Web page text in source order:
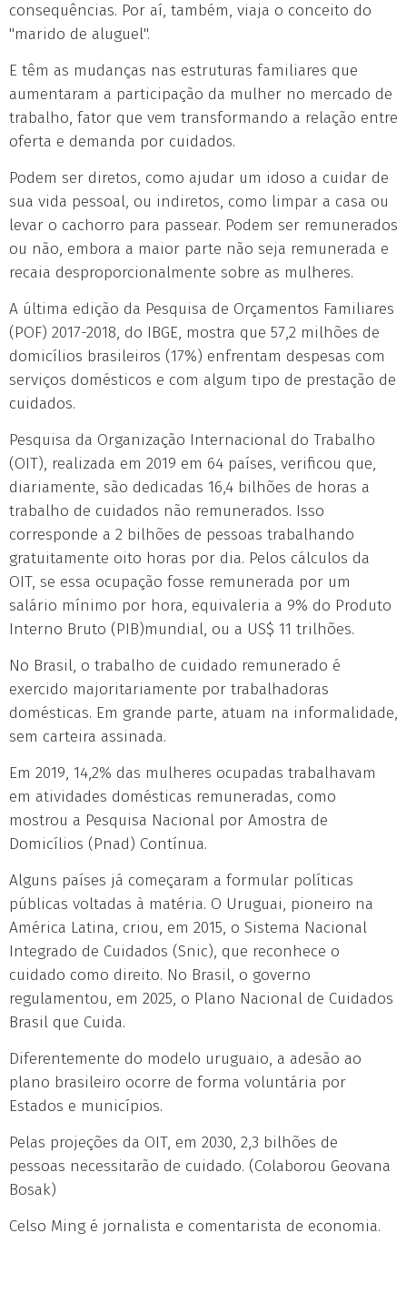
consequências. Por aí, também, viaja o conceito do
"marido de aluguel".
E têm as mudanças nas estruturas familiares que
aumentaram a participação da mulher no mercado de
trabalho, fator que vem transformando a relação entre
oferta e demanda por cuidados.
Podem ser diretos, como ajudar um idoso a cuidar de
sua vida pessoal, ou indiretos, como limpar a casa ou
levar o cachorro para passear. Podem ser remunerados
ou não, embora a maior parte não seja remunerada e
recaia desproporcionalmente sobre as mulheres.
A última edição da Pesquisa de Orçamentos Familiares
(POF) 2017-2018, do IBGE, mostra que 57,2 milhões de
domicílios brasileiros (17%) enfrentam despesas com
serviços domésticos e com algum tipo de prestação de
cuidados.
Pesquisa da Organização Internacional do Trabalho
(OIT), realizada em 2019 em 64 países, verificou que,
diariamente, são dedicadas 16,4 bilhões de horas a
trabalho de cuidados não remunerados. Isso
corresponde a 2 bilhões de pessoas trabalhando
gratuitamente oito horas por dia. Pelos cálculos da
OIT, se essa ocupação fosse remunerada por um
salário mínimo por hora, equivaleria a 9% do Produto
Interno Bruto (PIB)mundial, ou a US$ 11 trilhões.
No Brasil, o trabalho de cuidado remunerado é
exercido majoritariamente por trabalhadoras
domésticas. Em grande parte, atuam na informalidade,
sem carteira assinada.
Em 2019, 14,2% das mulheres ocupadas trabalhavam
em atividades domésticas remuneradas, como
mostrou a Pesquisa Nacional por Amostra de
Domicílios (Pnad) Contínua.
Alguns países já começaram a formular políticas
públicas voltadas à matéria. O Uruguai, pioneiro na
América Latina, criou, em 2015, o Sistema Nacional
Integrado de Cuidados (Snic), que reconhece o
cuidado como direito. No Brasil, o governo
regulamentou, em 2025, o Plano Nacional de Cuidados
Brasil que Cuida.
Diferentemente do modelo uruguaio, a adesão ao
plano brasileiro ocorre de forma voluntária por
Estados e municípios.
Pelas projeções da OIT, em 2030, 2,3 bilhões de
pessoas necessitarão de cuidado. (Colaborou Geovana
Bosak)
Celso Ming é jornalista e comentarista de economia.